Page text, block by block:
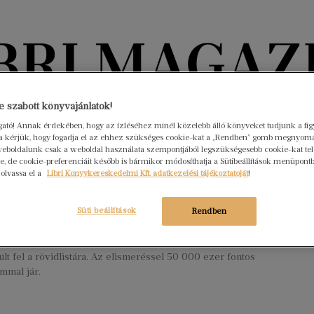
Könyvektől az olvasókig
Interjúk Beleolvasó A hónap könyvei HÍREK
fel a rövidlistára. Az elismeréssel 50 000 ezer fontos
jár.
szabott könyvajánlatok!
Annak érdekében, hogy az ízléséhez minél közelebb álló könyveket tudjunk a
kérjük, hogy fogadja el az ehhez szükséges cookie-kat a „Rendben” gomb
csak a weboldal használata szempontjából legszükségesebb cookie-kat
de cookie-preferenciáit később is bármikor módosíthatja a Sütibeállítások
el a Libri Könyvkereskedelmi Kft. adatkezelési tájékoztatóját!
Rendben
Süti beállítások